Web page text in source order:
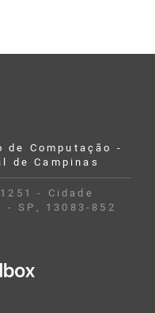
Computação -
de Campinas
- Cidade
SP, 13083-852